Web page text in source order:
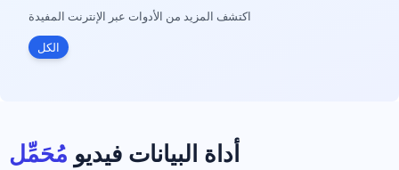
اكتشف المزيد من الأدوات عبر الإنترنت المفيدة
الكل
أداة البيانات فيديو مُحَمِّل